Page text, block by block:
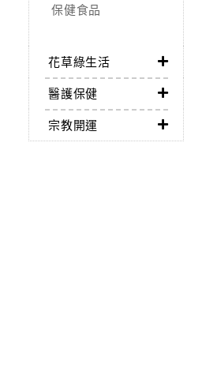
保健食品
花草綠生活
醫護保健
宗教開運